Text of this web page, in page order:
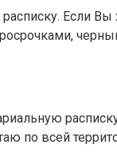
Если
по всей